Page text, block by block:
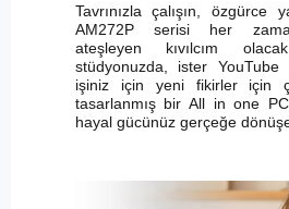
Tavrınızla çalışın, özgürce
AM272P serisi her
ateşleyen kıvılcım
stüdyonuzda, ister YouTube
işiniz için yeni fikirler için
tasarlanmış bir All in one
hayal gücünüz gerçeğe